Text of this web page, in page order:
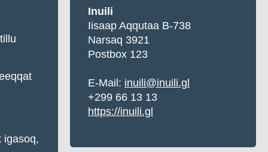
igasoq,
Inuili
Iisaap Aqqutaa B-738
Narsaq 3921
Postbox 123
E-Mail: inuili@inuili.gl
+299 66 13 13
https://inuili.gl